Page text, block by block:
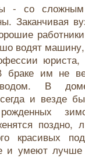
- со сложным
Заканчивая
водят
юриста,
браке им не
В
и везде
поздно,
красивых
и умеют лучше